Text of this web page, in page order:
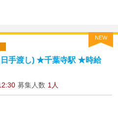
NEW
手渡し) ★千葉寺駅 ★時給
募集人数 1人